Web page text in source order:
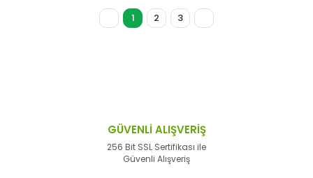
1 2 3
GÜVENLİ ALIŞVERİŞ
256 Bit SSL Sertifikası ile
Güvenli Alışveriş